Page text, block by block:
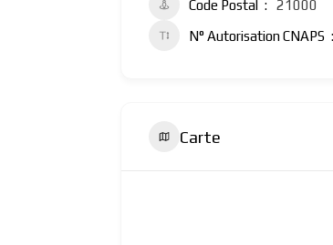
Code Postal
21000
N° Autorisation CNAPS
Carte